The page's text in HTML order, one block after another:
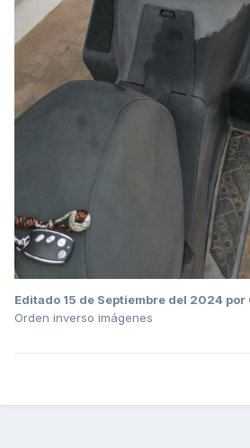
Editado 15 de Septiembre del 2024 por
Orden inverso imágenes